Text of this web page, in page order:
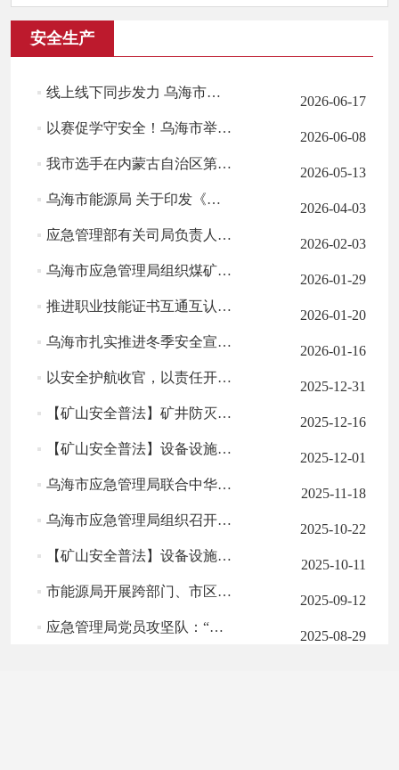
安全生产
线上线下同步发力 乌海市全方位开展“6・16安全宣传咨询日”活动
2026-06-17
以赛促学守安全！乌海市举办2026年“安康杯”知识竞赛活动
2026-06-08
我市选手在内蒙古自治区第六届防震减灾科普讲解大赛中取得佳绩
2026-05-13
乌海市能源局 关于印发《乌海市能源局2026年度安全 生产监督检查...
2026-04-03
应急管理部有关司局负责人就修订出台《特种作业人员安全技术培训...
2026-02-03
乌海市应急管理局组织煤矿水害防治技术现场培训
2026-01-29
推进职业技能证书互通互认，四部门联合通知！
2026-01-20
乌海市扎实推进冬季安全宣传活动 筑牢低温天气安全防线
2026-01-16
以安全护航收官，以责任开启新程——致全市企业做好安全生产工作...
2025-12-31
【矿山安全普法】矿井防灭火篇一
2025-12-16
【矿山安全普法】设备设施篇二 莫让安全设备“带病上岗”！乌海市...
2025-12-01
乌海市应急管理局联合中华财险乌海中心支公司举办安全生产专题培...
2025-11-18
乌海市应急管理局组织召开恒实能源实业有限公司 “9.9”运输事故...
2025-10-22
【矿山安全普法】设备设施篇一防护装置缺失，就是为事故打开“方...
2025-10-11
市能源局开展跨部门、市区联合专项检查
2025-09-12
应急管理局党员攻坚队：“四维发力”筑牢安全生产防线
2025-08-29